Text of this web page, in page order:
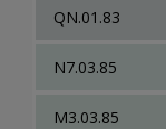
QN.01.83
N7.03.85
M3.03.85